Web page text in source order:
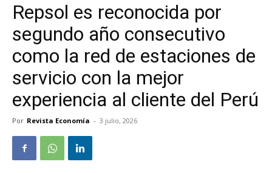
Repsol es reconocida por
segundo año consecutivo
como la red de estaciones de
servicio con la mejor
experiencia al cliente del Perú
Por Revista Economía - 3 julio, 2026